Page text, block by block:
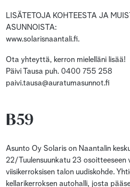
LISÄTETOJA KOHTEESTA JA
ASUNNOISTA:
www.solarisnaantali.fi.
Ota yhteyttä, kerron mielelläni lisää!
Päivi Tausa puh. 0400 755 258
paivi.tausa@auratumasunnot.fi
B59
Asunto Oy Solaris on Naantalin
22/Tuulensuunkatu 23 osoitteeseen
viisikerroksisen talon uudiskohde.
kellarikerroksen autohalli, josta